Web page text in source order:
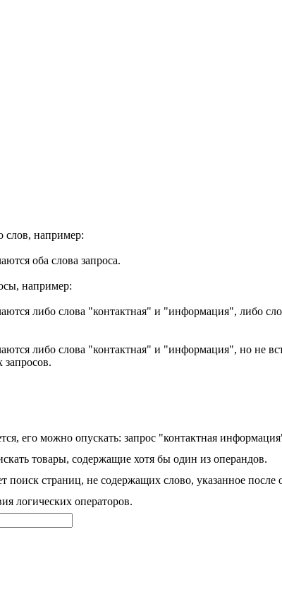
слов, например:
оба слова запроса.
например:
либо слова "контактная" и "информация", либо
либо слова "контактная" и "информация", но не
его можно опускать: запрос "контактная
товары, содержащие хотя бы один из операндов.
поиск страниц, не содержащих слово, указанное после
логических операторов.